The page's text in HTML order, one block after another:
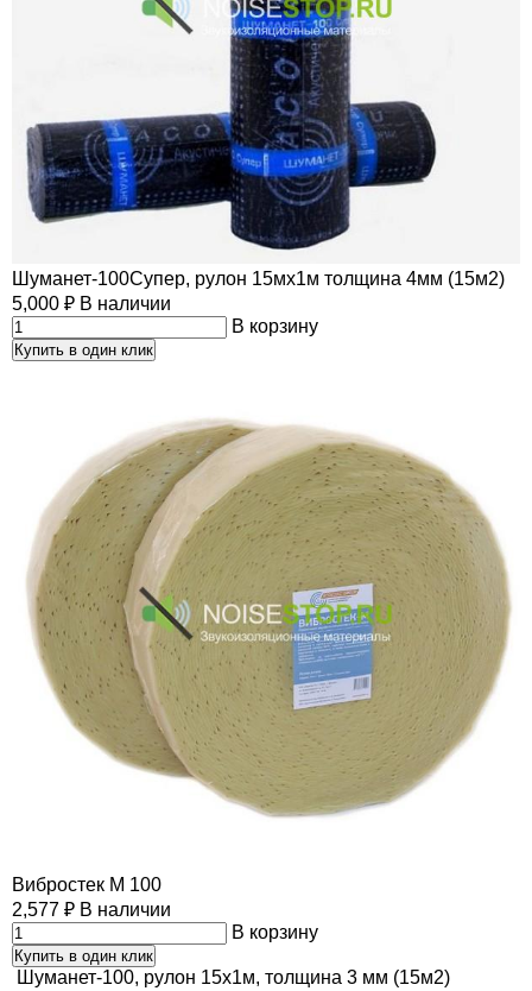
Шуманет-100Супер, рулон 15мх1м толщина 4мм (15м2)
5,000 ₽ В наличии
В корзину
Купить в один клик
Вибростек М 100
2,577 ₽ В наличии
В корзину
Купить в один клик
Шуманет-100, рулон 15х1м, толщина 3 мм (15м2)